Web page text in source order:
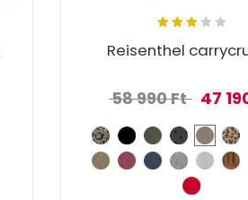
3.00
out
Reisenthel
58 990Ft 47